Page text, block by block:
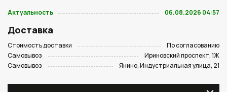
Актуальность
06.08.2026 04:57
Доставка
Стоимость доставки
По согласованию
Самовывоз
Ириновский проспект, 1Ж
Самовывоз
Янино, Индустриальная улица, 21